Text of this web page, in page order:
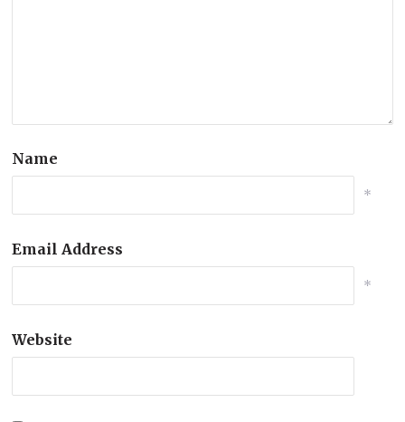
Name
*
Email Address
*
Website